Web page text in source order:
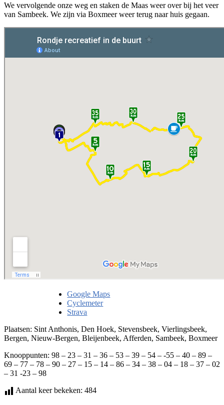
We vervolgende onze weg en staken de Maas weer over bij het veer
van Sambeek. We zijn via Boxmeer weer terug naar huis gegaan.
Google Maps
Cyclemeter
Strava
Plaatsen: Sint Anthonis, Den Hoek, Stevensbeek, Vierlingsbeek,
Bergen, Nieuw-Bergen, Bleijenbeek, Afferden, Sambeek, Boxmeer
Knooppunten: 98 – 23 – 31 – 36 – 53 – 39 – 54 – -55 – 40 – 89 –
69 – 77 – 78 – 90 – 27 – 15 – 14 – 86 – 34 – 38 – 04 – 18 – 37 – 02
– 31 -23 – 98
Aantal keer bekeken: 484